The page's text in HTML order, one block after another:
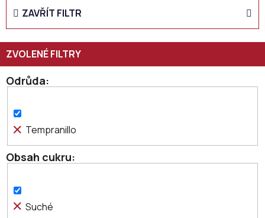
n
í
p
r
o
u
t
ů
ZAVŘÍT FILTR
Odrůda
Tempranillo
Obsah cukru
Suché